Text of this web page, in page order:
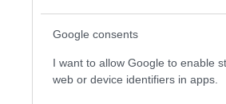
Google consents
I want to allow Google to enable
web or device identifiers in apps.